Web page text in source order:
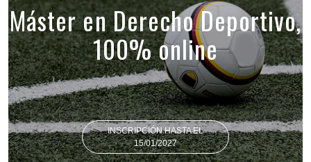
Máster en Derecho Deportivo,
100% online
INSCRIPCIÓN HASTA EL
15/01/2027